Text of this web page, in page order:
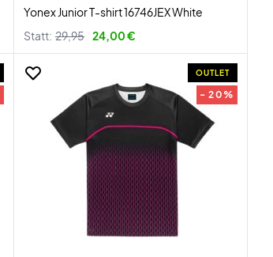
Yonex Junior T-shirt 16746JEX White
Statt: 29,95 24,00 €
OUTLET
- 20%